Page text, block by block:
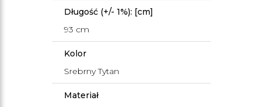
Długość (+/- 1%): [cm]
93 cm
Kolor
Srebrny Tytan
Materiał